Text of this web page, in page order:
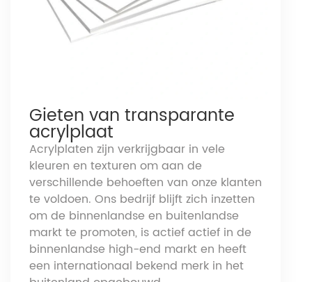
Gieten van transparante
acrylplaat
Acrylplaten zijn verkrijgbaar in vele
kleuren en texturen om aan de
verschillende behoeften van onze klanten
te voldoen. Ons bedrijf blijft zich inzetten
om de binnenlandse en buitenlandse
markt te promoten, is actief actief in de
binnenlandse high-end markt en heeft
een internationaal bekend merk in het